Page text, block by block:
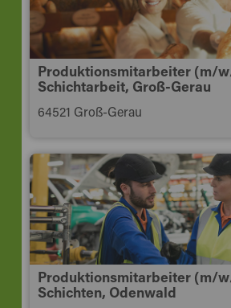
Produktionsmitarbeiter (m/
Schichtarbeit, Groß-Gerau
64521 Groß-Gerau
Produktionsmitarbeiter (m/
Schichten, Odenwald